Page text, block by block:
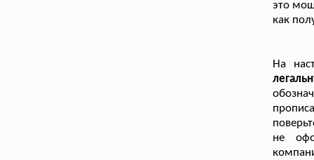
это
как
На
не